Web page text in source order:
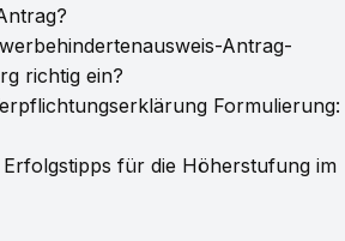
Antrag-
richtig ein?
Formulierung:
für die Höherstufung im